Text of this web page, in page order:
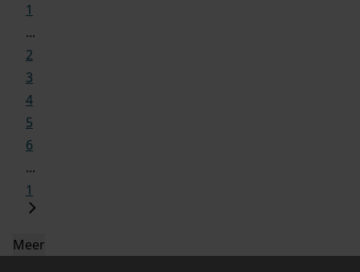
1
...
2
3
4
5
6
...
1
Meer